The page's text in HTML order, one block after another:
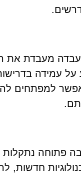
מעבדת את
עמידה
למפתחים
פתוחה
חדשות,